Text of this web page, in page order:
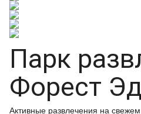
Парк
Форест
Активные развлечения на